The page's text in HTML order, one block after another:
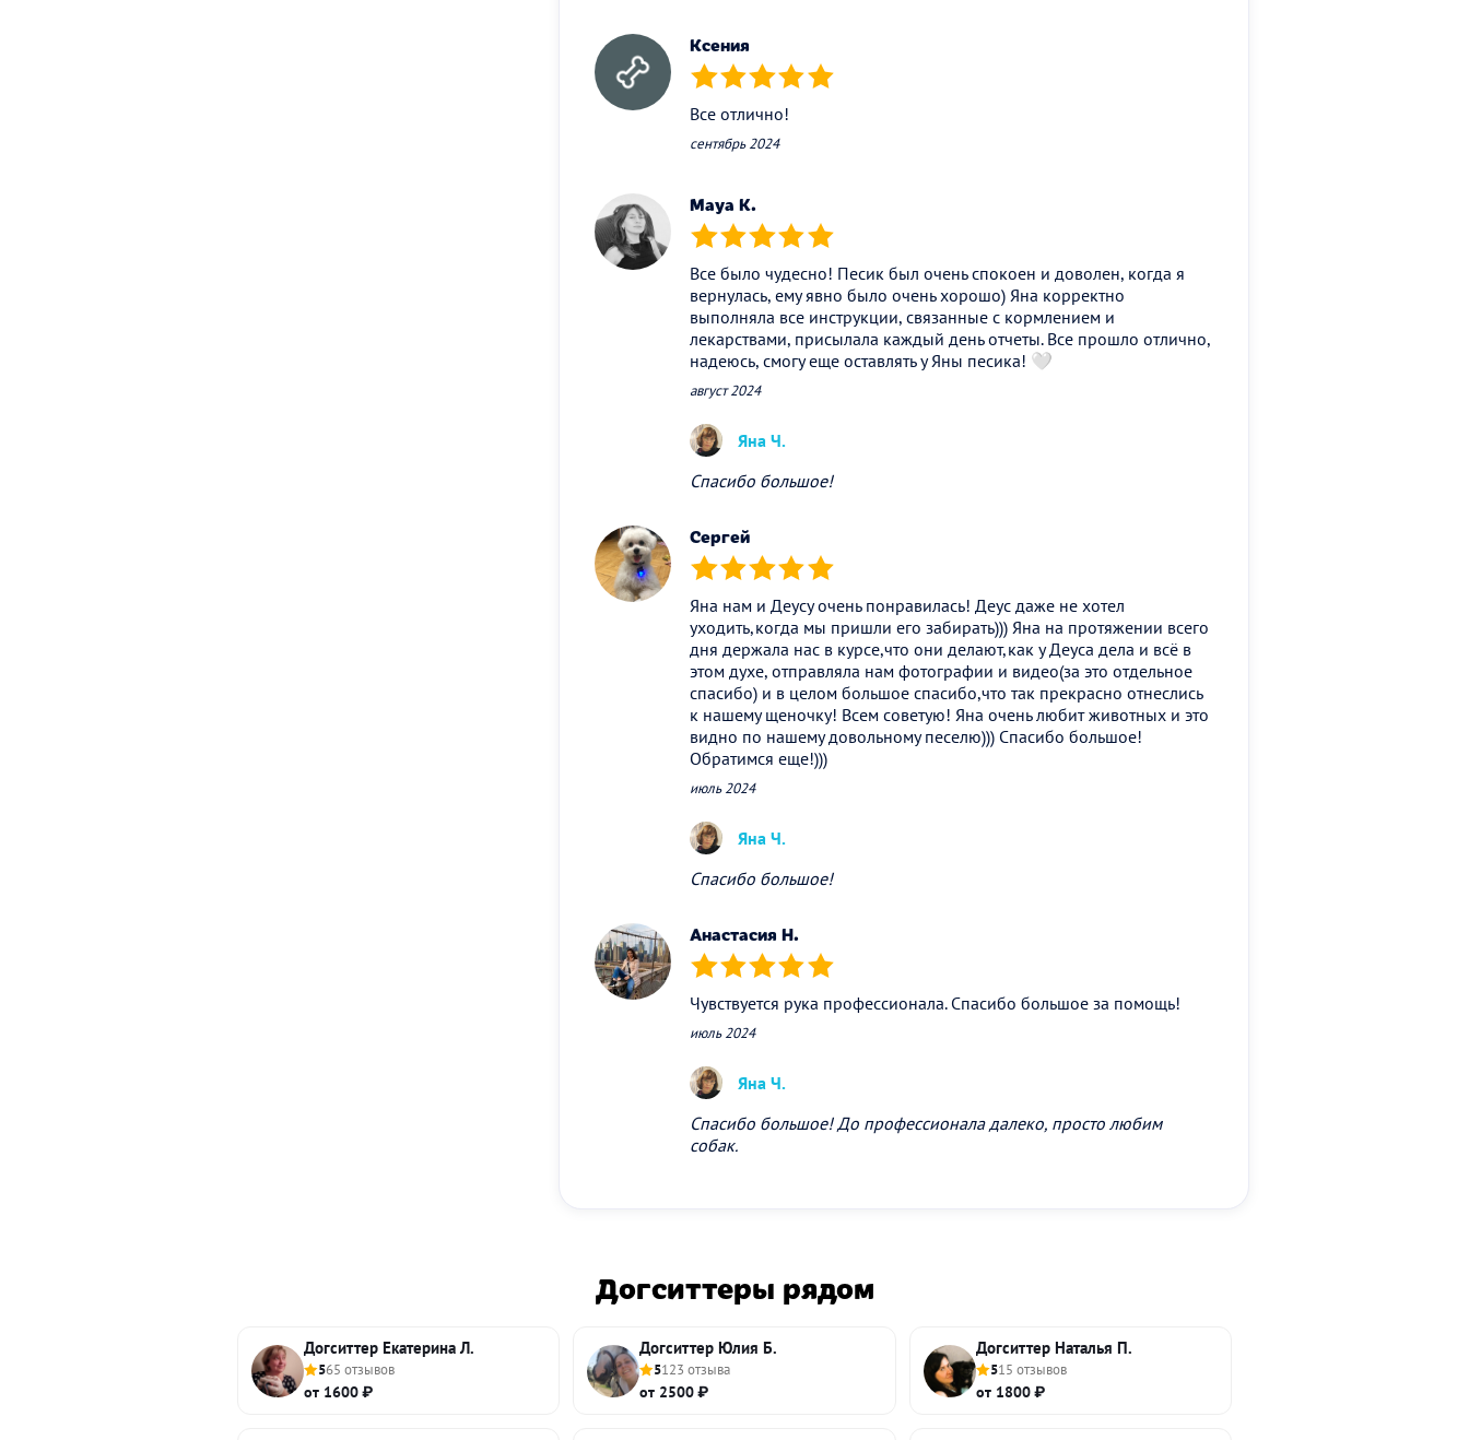
Ксения
(*) (*) (*) (*) (*)
Все отлично!
сентябрь 2024
Maya K.
(*) (*) (*) (*) (*)
Все было чудесно! Песик был очень спокоен и доволен, когда я
вернулась, ему явно было очень хорошо) Яна корректно
выполняла все инструкции, связанные с кормлением и
лекарствами, присылала каждый день отчеты. Все прошло отлично,
надеюсь, смогу еще оставлять у Яны песика! 🤍
август 2024
Яна Ч.
Спасибо большое!
Сергей
(*) (*) (*) (*) (*)
Яна нам и Деусу очень понравилась! Деус даже не хотел
уходить,когда мы пришли его забирать))) Яна на протяжении всего
дня держала нас в курсе,что они делают,как у Деуса дела и всё в
этом духе, отправляла нам фотографии и видео(за это отдельное
спасибо) и в целом большое спасибо,что так прекрасно отнеслись
к нашему щеночку! Всем советую! Яна очень любит животных и это
видно по нашему довольному песелю))) Спасибо большое!
Обратимся еще!)))
июль 2024
Яна Ч.
Спасибо большое!
Анастасия Н.
(*) (*) (*) (*) (*)
Чувствуется рука профессионала. Спасибо большое за помощь!
июль 2024
Яна Ч.
Спасибо большое! До профессионала далеко, просто любим
собак.
Догситтеры рядом
Догситтер Екатерина Л.
565 отзывов
от 1600 ₽
Догситтер Юлия Б.
5123 отзыва
от 2500 ₽
Догситтер Наталья П.
515 отзывов
от 1800 ₽